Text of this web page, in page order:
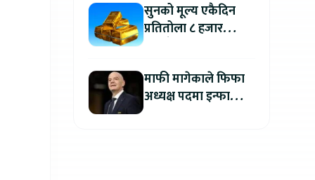
सुनको मूल्य एकैदिन
प्रतितोला ८ हजार
माफी मागेकाले फिफा
अध्यक्ष पदमा इन्फान्टिनो